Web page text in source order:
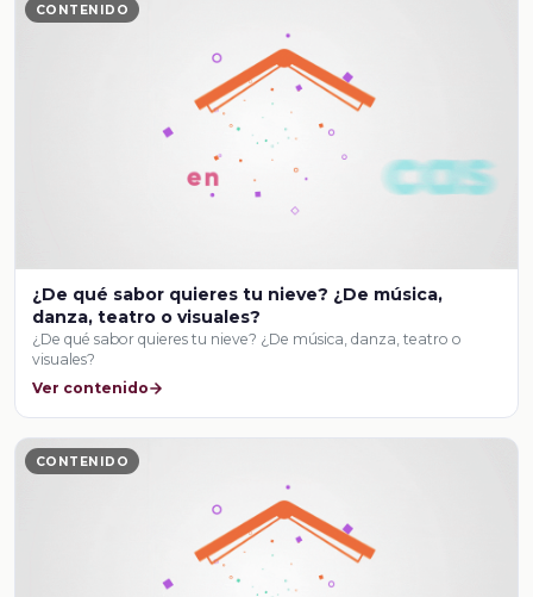
CONTENIDO
¿De qué sabor quieres tu nieve? ¿De música,
danza, teatro o visuales?
¿De qué sabor quieres tu nieve? ¿De música, danza, teatro o
visuales?
Ver contenido
CONTENIDO